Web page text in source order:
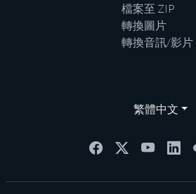
檔案至 ZIP
轉換圖片
轉換音訊/影片
繁體中文